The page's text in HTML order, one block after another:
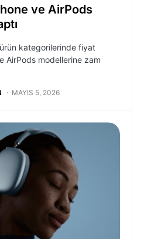
ve AirPods
kategorilerinde fiyat
AirPods modellerine zam
MAYIS 5, 2026